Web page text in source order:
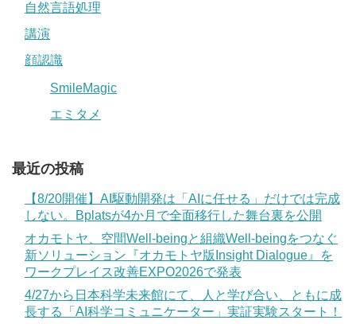
自然言語処理
講演
顔認識
SmileMagic
エミタメ
最近の投稿
【8/20開催】AI駆動開発は「AIに任せる」だけでは完成
しない。Bplatsが4か月で全面移行した舞台裏を公開
オカモトヤ、空間Well-beingと組織Well-beingをつなぐ
新ソリューション『オカモトヤ版Insight Dialogue』を
ワークプレイス改善EXPO2026で発表
4/27から日本科学未来館にて、人と学び合い、ともに成
長する「AI科学コミュニケーター」実証実験スタート！